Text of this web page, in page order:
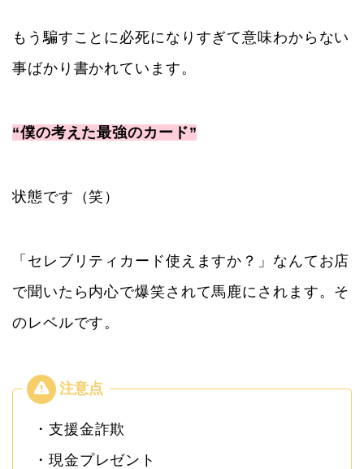
もう騙すことに必死になりすぎて意味わからない
事ばかり書かれています。
“僕の考えた最強のカード”
状態です（笑）
「セレブリティカード使えますか？」なんてお店
で聞いたら内心で爆笑されて馬鹿にされます。そ
のレベルです。
・支援金詐欺
・現金プレゼント